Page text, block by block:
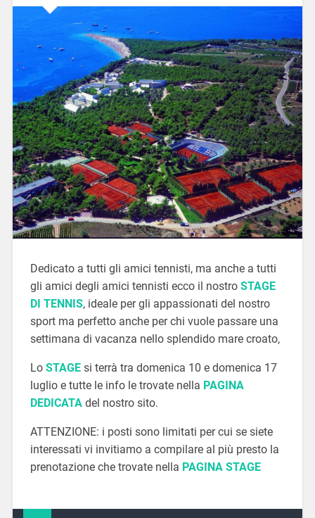
Dedicato a tutti gli amici tennisti, ma anche a tutti
gli amici degli amici tennisti ecco il nostro STAGE
DI TENNIS, ideale per gli appassionati del nostro
sport ma perfetto anche per chi vuole passare una
settimana di vacanza nello splendido mare croato,
Lo STAGEsi terrà tra domenica 10 e domenica 17
luglio e tutte le info le trovate nella PAGINA
DEDICATAdel nostro sito.
ATTENZIONE: i posti sono limitati per cui se siete
interessati vi invitiamo a compilare al più presto la
prenotazione che trovate nella PAGINA STAGE